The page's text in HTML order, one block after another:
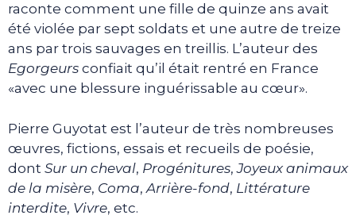
raconte comment une fille de quinze ans avait
été violée par sept soldats et une autre de treize
ans par trois sauvages en treillis. L’auteur des
Egorgeurs confiait qu’il était rentré en France
«avec une blessure inguérissable au cœur».
Pierre Guyotat est l’auteur de très nombreuses
œuvres, fictions, essais et recueils de poésie,
dont Sur un cheval, Progénitures,Joyeux animaux
de la misère, Coma, Arrière-fond, Littérature
interdite, Vivre, etc.